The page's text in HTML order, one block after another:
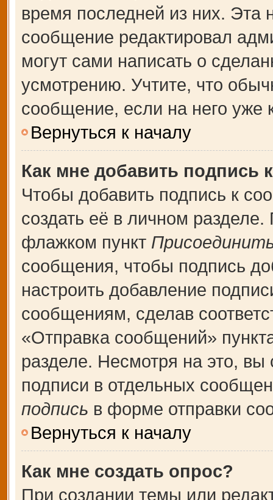
время последней из них. Эта
сообщение редактировал
могут сами написать о
усмотрению. Учтите, что
сообщение, если на него уже
Вернуться к началу
Как мне добавить подпись
Чтобы добавить подпись к
создать её в личном
флажком пункт
сообщения, чтобы подпись
настроить добавление
сообщениям, сделав
«Отправка сообщений»
разделе. Несмотря на это,
подписи в отдельных
подпись в форме отправки
Вернуться к началу
Как мне создать опрос?
При создании темы или